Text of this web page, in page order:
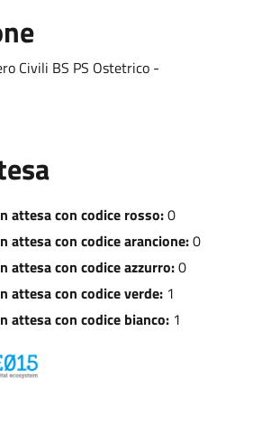
Civili BS PS Ostetrico -
attesa con codice rosso:0
attesa con codice arancione:0
attesa con codice azzurro:0
attesa con codice verde: 1
attesa con codice bianco: 1